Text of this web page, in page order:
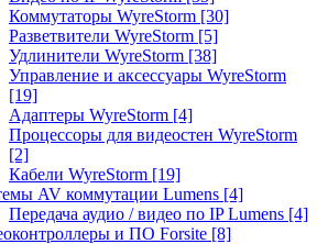
Коммутаторы WyreStorm [30]
Разветвители WyreStorm [5]
Удлинители WyreStorm [38]
Управление и аксессуары WyreStorm
[19]
Адаптеры WyreStorm [4]
Процессоры для видеостен WyreStorm
[2]
Кабели WyreStorm [19]
AV коммутации Lumens [4]
Передача аудио / видео по IP Lumens [4]
и ПО Forsite [8]